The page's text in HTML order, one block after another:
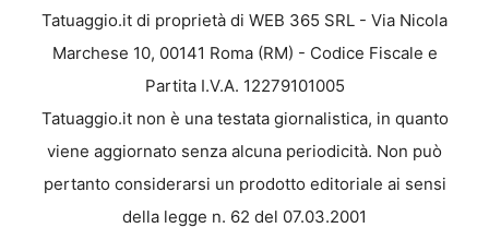
Tatuaggio.it di proprietà di WEB 365 SRL - Via Nicola
Marchese 10, 00141 Roma (RM) - Codice Fiscale e
Partita I.V.A. 12279101005
Tatuaggio.it non è una testata giornalistica, in quanto
viene aggiornato senza alcuna periodicità. Non può
pertanto considerarsi un prodotto editoriale ai sensi
della legge n. 62 del 07.03.2001